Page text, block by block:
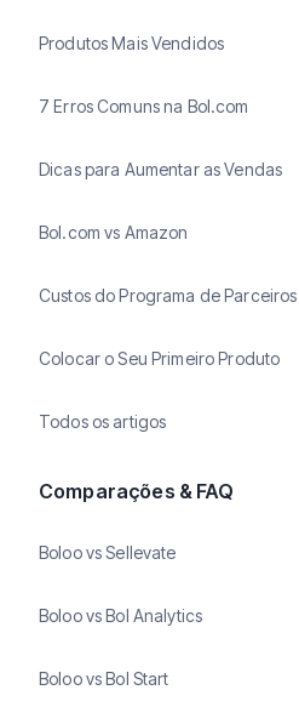
Produtos Mais Vendidos
7 Erros Comuns na Bol.com
Dicas para Aumentar as Vendas
Bol.com vs Amazon
Custos do Programa de
Colocar o Seu Primeiro Produto
Todos os artigos
Comparações & FAQ
Boloo vs Sellevate
Boloo vs Bol Analytics
Boloo vs Bol Start